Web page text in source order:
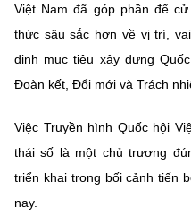
Việt Nam đã góp phần để
thức sâu sắc hơn về vị trí,
định mục tiêu xây dựng
Đoàn kết, Đổi mới và Trách
Việc Truyền hình Quốc hội
thái số là một chủ trương
triển khai trong bối cảnh tiến
nay.